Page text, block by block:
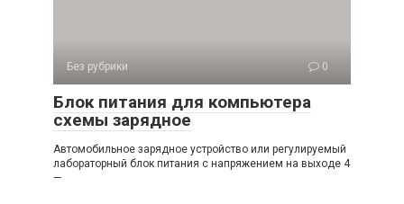
Без рубрики 0
Блок питания для компьютера
схемы зарядное
Автомобильное зарядное устройство или регулируемый
лабораторный блок питания с напряжением на выходе 4
—